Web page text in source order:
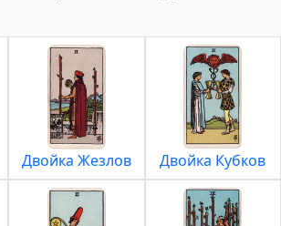
Двойка Жезлов Двойка Кубков